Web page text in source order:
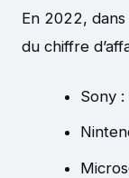
En 2022,
du chiffre
Sony